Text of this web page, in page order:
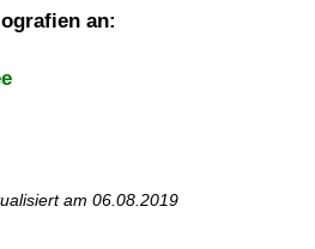
an:
am 06.08.2019